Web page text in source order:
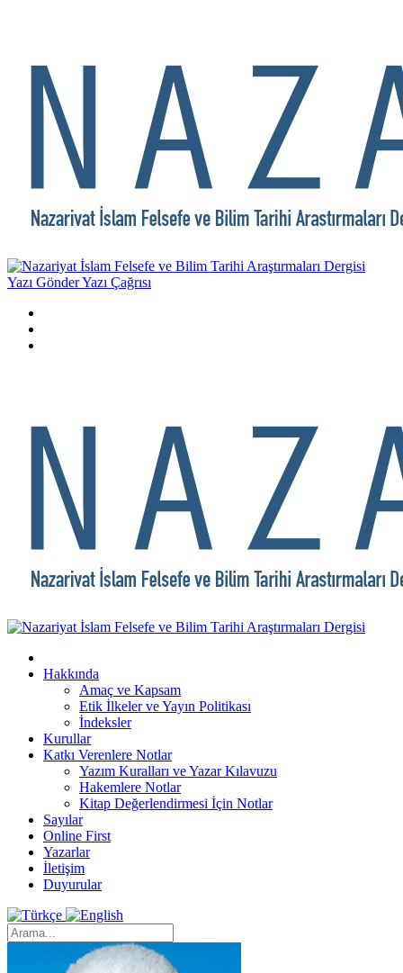
Yazı GönderYazı Çağrısı
Hakkında
Amaç ve Kapsam
Etik İlkeler ve Yayın Politikası
İndeksler
Kurullar
Katkı Verenlere Notlar
Yazım Kuralları ve Yazar Kılavuzu
Hakemlere Notlar
Kitap Değerlendirmesi İçin Notlar
Sayılar
Online First
Yazarlar
İletişim
Duyurular